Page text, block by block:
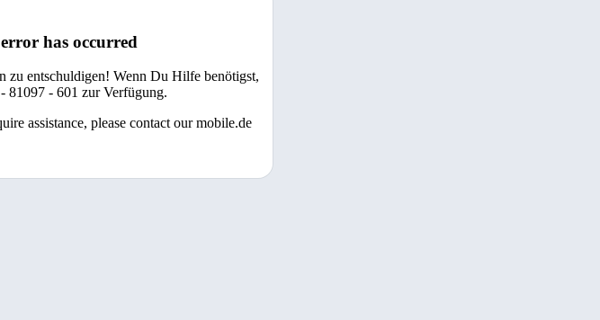
has occurred
zu entschuldigen! Wenn Du Hilfe benötigst,
81097 - 601 zur Verfügung.
assistance, please contact our mobile.de